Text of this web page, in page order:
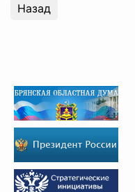
Назад